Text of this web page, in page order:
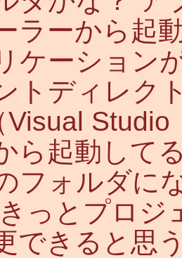
ラーから起
ケーション
トディレク
Visual
ら起動して
フォルダに
っとプロジ
できると思